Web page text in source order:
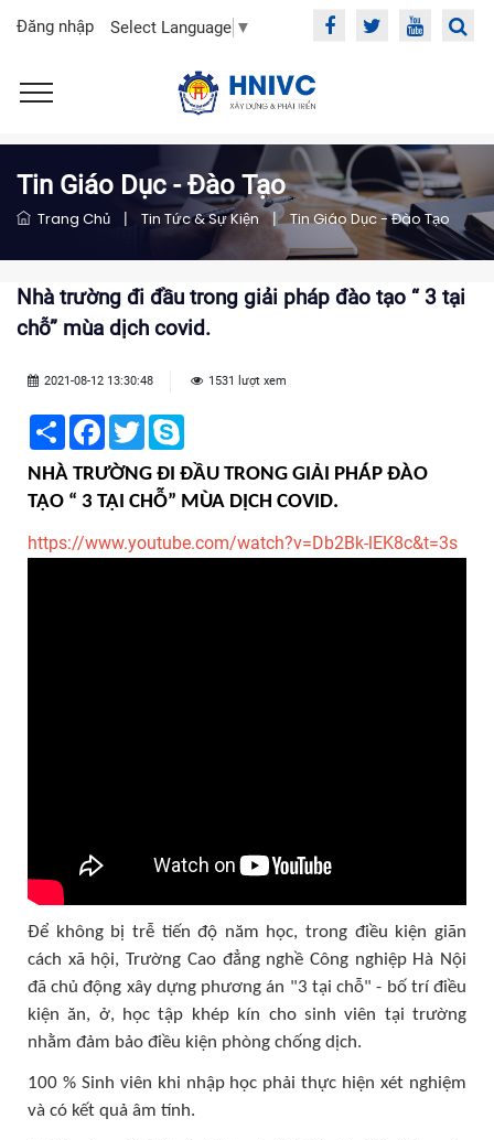
Đăng nhập Select Language ▼
Tin Giáo Dục - Đào Tạo
Trang Chủ | Tin Tức & Sự Kiện | Tin Giáo Dục - Đào Tạo
Nhà trường đi đầu trong giải pháp đào tạo “ 3 tại
chỗ” mùa dịch covid.
2021-08-12 13:30:48 1531 lượt xem
Share Facebook
Twitter
NHÀ TRƯỜNG ĐI ĐẦU TRONG GIẢI PHÁP ĐÀO
TẠO “ 3 TẠI CHỖ” MÙA DỊCH COVID.
https://www.youtube.com/watch?v=Db2Bk-lEK8c&t=3s
Để không bị trễ tiến độ năm học, trong điều kiện giãn
cách xã hội, Trường Cao đẳng nghề Công nghiệp Hà Nội
đã chủ động xây dựng phương án "3 tại chỗ" - bố trí điều
kiện ăn, ở, học tập khép kín cho sinh viên tại trường
nhằm đảm bảo điều kiện phòng chống dịch.
100 % Sinh viên khi nhập học phải thực hiện xét nghiệm
và có kết quả âm tính.